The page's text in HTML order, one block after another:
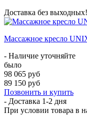
Доставка без выходных!
Массажное кресло
- Наличие уточняйте
было
98 065 руб
89 150 руб
Позвонить и купить
- Доставка 1-2 дня
При условии товара в